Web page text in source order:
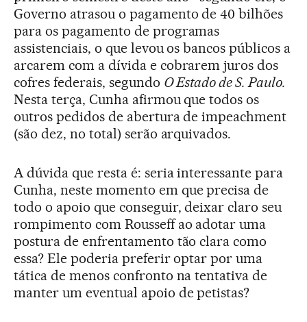
Governo atrasou o pagamento de 40 bilhões
para os pagamento de programas
assistenciais, o que levou os bancos públicos a
arcarem com a dívida e cobrarem juros dos
cofres federais, segundo O Estado de S. Paulo.
Nesta terça, Cunha afirmou que todos os
outros pedidos de abertura de impeachment
(são dez, no total) serão arquivados.
A dúvida que resta é: seria interessante para
Cunha, neste momento em que precisa de
todo o apoio que conseguir, deixar claro seu
rompimento com Rousseff ao adotar uma
postura de enfrentamento tão clara como
essa? Ele poderia preferir optar por uma
tática de menos confronto na tentativa de
manter um eventual apoio de petistas?